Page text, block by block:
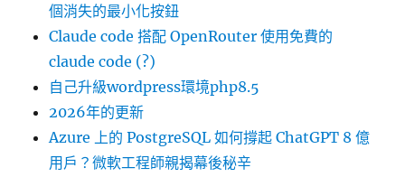
個消失的最小化按鈕
Claude code 搭配 OpenRouter 使用免費的
claude code (?)
自己升級wordpress環境php8.5
2026年的更新
Azure 上的 PostgreSQL 如何撐起 ChatGPT 8 億
用戶？微軟工程師親揭幕後秘辛